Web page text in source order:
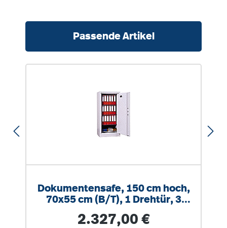
Passende Artikel
Dokumentensafe, 150 cm hoch,
70x55 cm (B/T), 1 Drehtür, 3
Regulärer Preis:
2.327,00 €